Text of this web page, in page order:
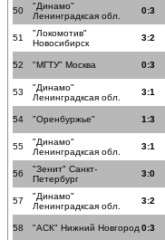
50
"Динамо"
Ленинградксая обл.
0:3
51
"Локомотив"
Новосибирск
3:2
52 "МГТУ" Москва 0:3
53
"Динамо"
Ленинградксая обл.
3:1
54 "Оренбуржье" 1:3
55
"Динамо"
Ленинградксая обл.
3:1
56
"Зенит" Санкт-
Петербург
3:0
57
"Динамо"
Ленинградксая обл.
3:2
58 "АСК" Нижний Новгород 0:3